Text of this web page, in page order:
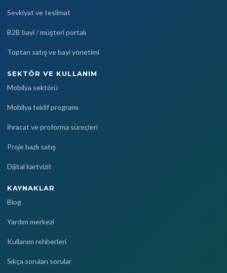
Sevkiyat ve teslimat
B2B bayi / müşteri portalı
Toptan satış ve bayi yönetimi
SEKTÖR VE KULLANIM
Mobilya sektörü
Mobilya teklif programı
İhracat ve proforma süreçleri
Proje bazlı satış
Dijital kartvizit
KAYNAKLAR
Blog
Yardım merkezi
Kullanım rehberleri
Sıkça sorulan sorular